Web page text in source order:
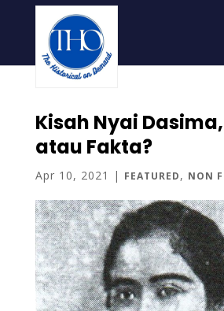
Kisah Nyai
atau Fakta?
Apr 10, 2021 | FEATURED, NON